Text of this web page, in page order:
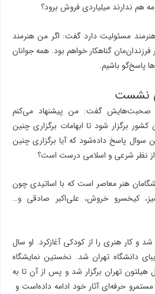
هم ندارند میلیاردی فروش برود؟
مسئولیت دارد گفت: اگر من هنرمند
گناهکار خواهم بود. همه جوانان
‌ها پاسخ‌گو باشیم.
نشست
صحبت‌هایش گفت: من پیشنهاد می‌کنم
برگزار شود تا ابهامات برگزاری چنین
پاسخ داده‌شود که آیا برگزاری چنین
نظر شرعی و اسلامی درست است؟
هنر معاصر است که با اساتیدی چون
کیخسرو خروش، علی‌اکبر صادقی و…
متولد شد و کار هنری را از کودکی آغازکرد. او سال
زیبای دانشگاه تهران شد. نخستین نمایشگاه
سال 1343 در هتل هیلتون تهران برگزار شد و پس از آن تا به
حرفه‌ای آثار خود ادامه داده‌است و